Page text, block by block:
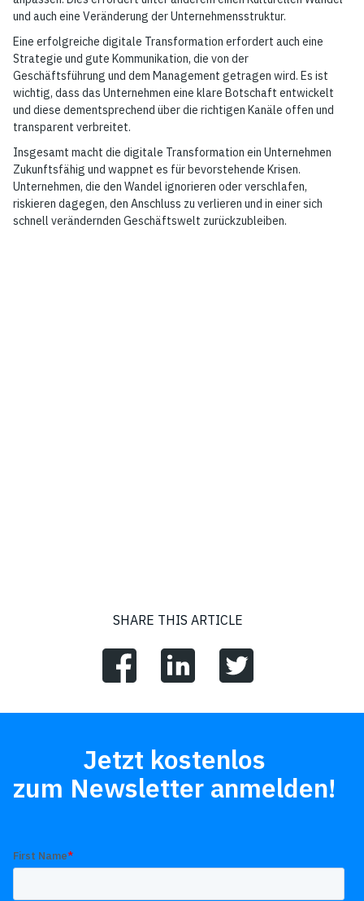
und auch eine Veränderung der Unternehmensstruktur.
Eine erfolgreiche digitale Transformation erfordert auch eine
Strategie und gute Kommunikation, die von der
Geschäftsführung und dem Management getragen wird. Es ist
wichtig, dass das Unternehmen eine klare Botschaft entwickelt
und diese dementsprechend über die richtigen Kanäle offen und
transparent verbreitet.
Insgesamt macht die digitale Transformation ein Unternehmen
Zukunftsfähig und wappnet es für bevorstehende Krisen.
Unternehmen, die den Wandel ignorieren oder verschlafen,
riskieren dagegen, den Anschluss zu verlieren und in einer sich
schnell verändernden Geschäftswelt zurückzubleiben.
SHARE THIS ARTICLE
Jetzt kostenlos
zum Newsletter anmelden!